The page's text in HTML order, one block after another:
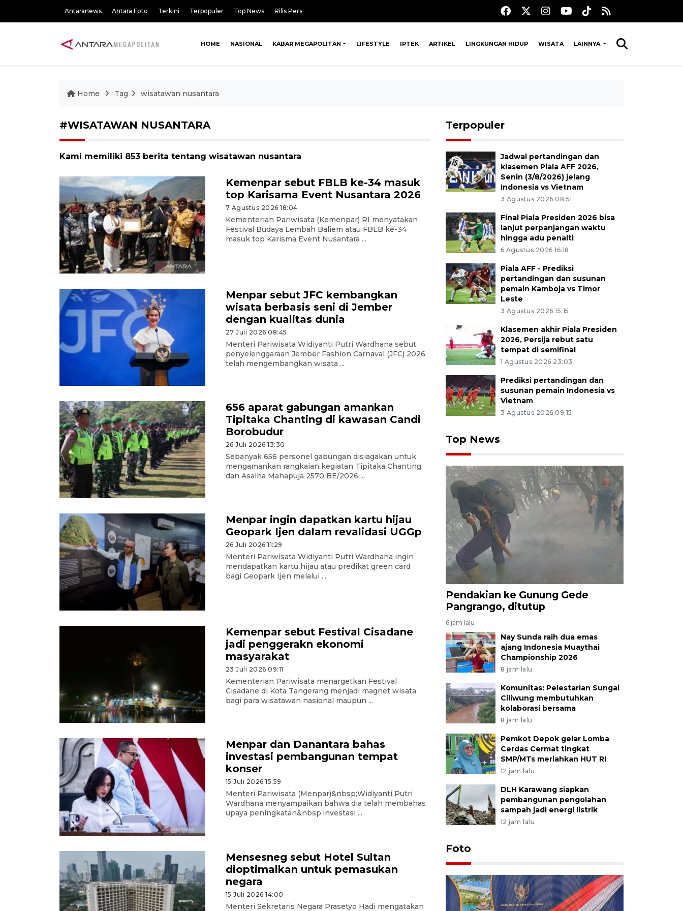
Antaranews Antara Foto Terkini Terpopuler Top News Rilis Pers
HOME NASIONAL KABAR MEGAPOLITAN LIFESTYLE IPTEK ARTIKEL LINGKUNGAN HIDUP WISATA LAINNYA
Home Tag wisatawan nusantara
#WISATAWAN NUSANTARA
Kami memiliki 853 berita tentang wisatawan nusantara
Kemenpar sebut FBLB ke-34 masuk
top Karisama Event Nusantara 2026
7 Agustus 2026 18:04
Kementerian Pariwisata (Kemenpar) RI menyatakan
Festival Budaya Lembah Baliem atau FBLB ke-34
masuk top Karisma Event Nusantara ...
Menpar sebut JFC kembangkan
wisata berbasis seni di Jember
dengan kualitas dunia
27 Juli 2026 08:45
Menteri Pariwisata Widiyanti Putri Wardhana sebut
penyelenggaraan Jember Fashion Carnaval (JFC) 2026
telah mengembangkan wisata ...
656 aparat gabungan amankan
Tipitaka Chanting di kawasan Candi
Borobudur
26 Juli 2026 13:30
Sebanyak 656 personel gabungan disiagakan untuk
mengamankan rangkaian kegiatan Tipitaka Chanting
dan Asalha Mahapuja 2570 BE/2026 ...
Menpar ingin dapatkan kartu hijau
Geopark Ijen dalam revalidasi UGGp
26 Juli 2026 11:29
Menteri Pariwisata Widiyanti Putri Wardhana ingin
mendapatkan kartu hijau atau predikat green card
bagi Geopark Ijen melalui ...
Kemenpar sebut Festival Cisadane
jadi penggerakn ekonomi
masyarakat
23 Juli 2026 09:11
Kementerian Pariwisata menargetkan Festival
Cisadane di Kota Tangerang menjadi magnet wisata
bagi para wisatawan nasional maupun ...
Menpar dan Danantara bahas
investasi pembangunan tempat
konser
15 Juli 2026 15:59
Menteri Pariwisata (Menpar)&nbsp;Widiyanti Putri
Wardhana menyampaikan bahwa dia telah membahas
upaya peningkatan&nbsp;investasi ...
Mensesneg sebut Hotel Sultan
dioptimalkan untuk pemasukan
negara
15 Juli 2026 14:00
Menteri Sekretaris Negara Prasetyo Hadi mengatakan
Terpopuler
Jadwal pertandingan dan
klasemen Piala AFF 2026,
Senin (3/8/2026) jelang
Indonesia vs Vietnam
3 Agustus 2026 08:51
Final Piala Presiden 2026 bisa
lanjut perpanjangan waktu
hingga adu penalti
6 Agustus 2026 16:18
Piala AFF - Prediksi
pertandingan dan susunan
pemain Kamboja vs Timor
Leste
3 Agustus 2026 15:15
Klasemen akhir Piala Presiden
2026, Persija rebut satu
tempat di semifinal
1 Agustus 2026 23:03
Prediksi pertandingan dan
susunan pemain Indonesia vs
Vietnam
3 Agustus 2026 09:15
Top News
Pendakian ke Gunung Gede
Pangrango, ditutup
6 jam lalu
Nay Sunda raih dua emas
ajang Indonesia Muaythai
Championship 2026
8 jam lalu
Komunitas: Pelestarian Sungai
Ciliwung membutuhkan
kolaborasi bersama
8 jam lalu
Pemkot Depok gelar Lomba
Cerdas Cermat tingkat
SMP/MTs meriahkan HUT RI
12 jam lalu
DLH Karawang siapkan
pembangunan pengolahan
sampah jadi energi listrik
12 jam lalu
Foto